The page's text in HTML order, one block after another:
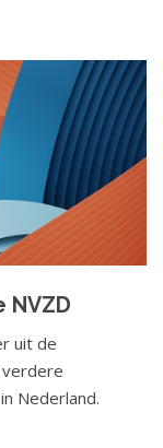
NVZD
uit de
verdere
Nederland.